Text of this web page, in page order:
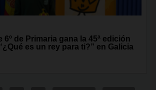
6º de Primaria gana la 45ª edición
es un rey para ti?” en Galicia